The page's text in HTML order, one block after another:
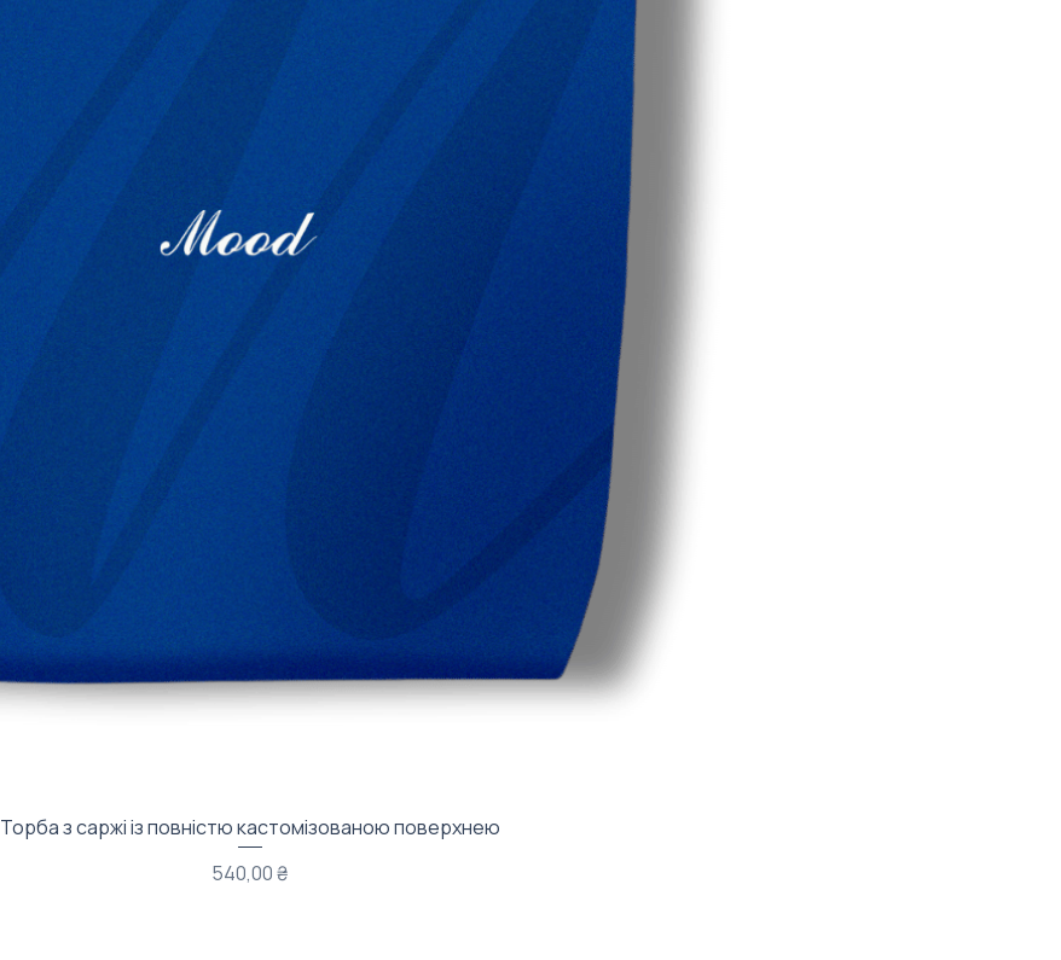
Швидкий перегляд
Торба з саржі із повністю кастомізованою поверхнею
Ціна
540,00 ₴